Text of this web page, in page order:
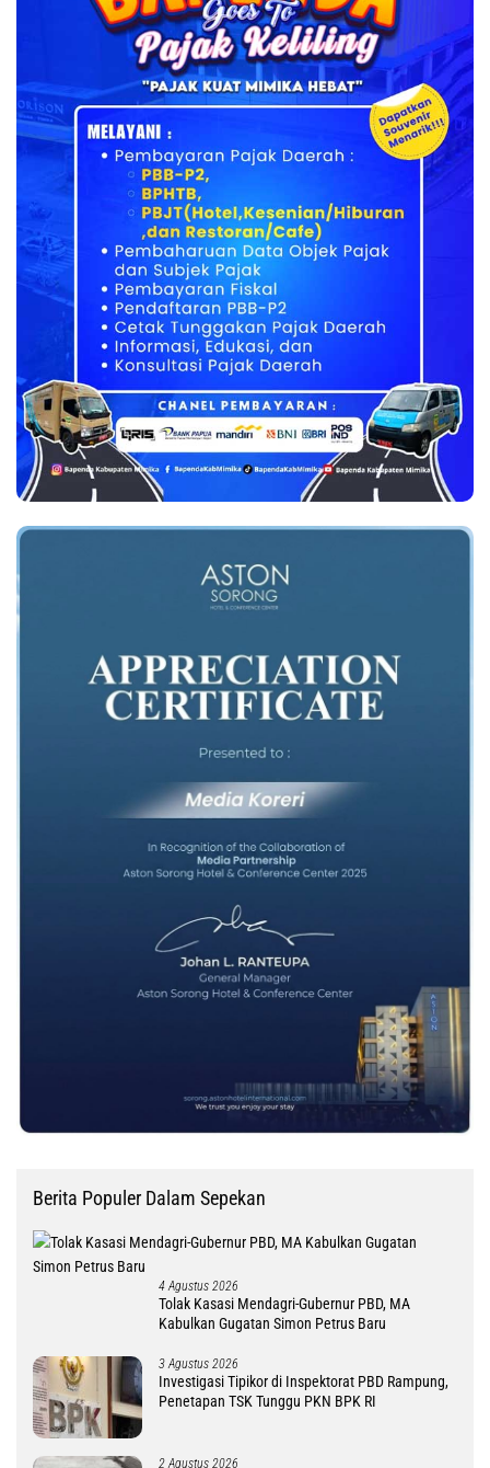
Berita Populer Dalam Sepekan
4 Agustus 2026
Tolak Kasasi Mendagri-Gubernur PBD, MA
Kabulkan Gugatan Simon Petrus Baru
3 Agustus 2026
Investigasi Tipikor di Inspektorat PBD Rampung,
Penetapan TSK Tunggu PKN BPK RI
2 Agustus 2026